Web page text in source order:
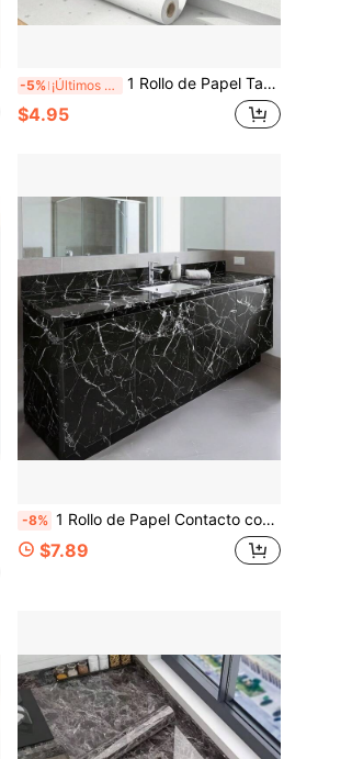
-5% ¡Últimos 3 días 1 Rollo de Papel Tapiz con Patrón de Estrellas Blancas, Pegatina de Pared Autoadhesiva de PVC, Pegatina Decorativa de Habitación Impermeable a Aceite y Removible, Adecuada para Decoración de Cocina, Encimera de Baño, Decoración de Pared de Dormitorio y Sala de Estar, Oficina, Papel Tapiz Festivo
$4.95
-8% 1 Rollo de Papel Contacto con Patrón de Mármol Negro Brillante, Papel Tapiz Autoadhesivo Impermeable para Decoración de Cocina, Encimera, Escritorio, Muebles, Estantería, Pegatina de Pared de Baño, Vinilo Autoadhesivo
$7.89